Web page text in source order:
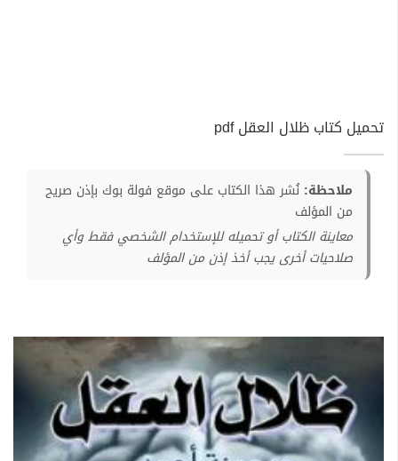
تحميل كتاب ظلال العقل pdf
ملاحظة: نُشر هذا الكتاب على موقع فولة بوك بإذن صريح
من المؤلف
معاينة الكتاب أو تحميله للإستخدام الشخصي فقط وأي
صلاحيات أخرى يجب أخذ إذن من المؤلف